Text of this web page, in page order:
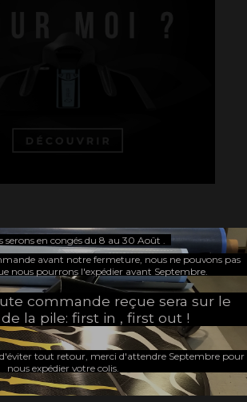
450 SERIES
avec palmes de longueur 450
mm en fibre de verre E
€TTC - 187,50 € HT - FS 450 B(x)EG
serons en congés du 8 au 30 Août .
avant notre fermeture, nous ne pouvons pas
nous pourrons l'expédier avant Septembre.
commande reçue sera sur le
la pile: first in , first out !
tout retour, merci d'attendre Septembre pour
nous expédier votre colis.